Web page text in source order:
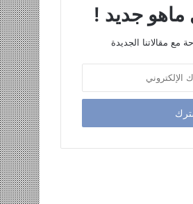
ماهو جديد !
مع مقالاتنا الجديدة